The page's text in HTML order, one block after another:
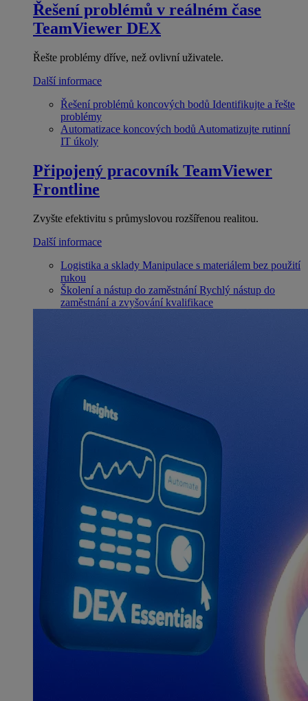
Řešení problémů v reálném čase
TeamViewer DEX
Řešte problémy dříve, než ovlivní uživatele.
Další informace
Řešení problémů koncových bodů Identifikujte a řešte
problémy
Automatizace koncových bodů Automatizujte rutinní
IT úkoly
Připojený pracovník TeamViewer
Frontline
Zvyšte efektivitu s průmyslovou rozšířenou realitou.
Další informace
Logistika a sklady Manipulace s materiálem bez použití
rukou
Školení a nástup do zaměstnání Rychlý nástup do
zaměstnání a zvyšování kvalifikace